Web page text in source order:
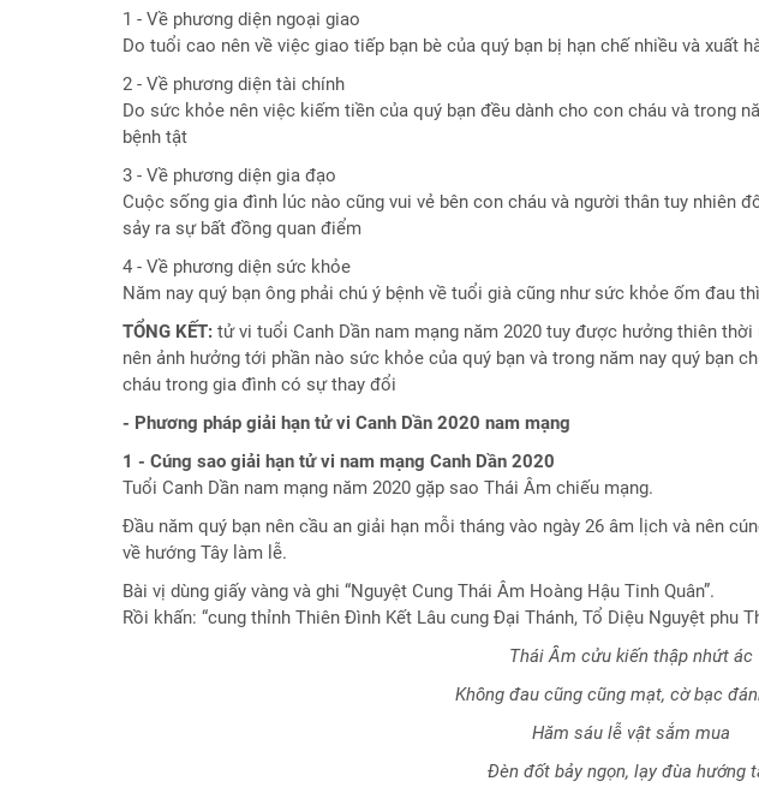
1 - Về phương diện ngoại giao
Do tuổi cao nên về việc giao tiếp bạn bè của quý bạn bị hạn chế nhiều và xuất
2 - Về phương diện tài chính
Do sức khỏe nên việc kiếm tiền của quý bạn đều dành cho con cháu và trong
bệnh tật
3 - Về phương diện gia đạo
Cuộc sống gia đình lúc nào cũng vui vẻ bên con cháu và người thân tuy nhiên
sảy ra sự bất đồng quan điểm
4 - Về phương diện sức khỏe
Năm nay quý bạn ông phải chú ý bệnh về tuổi già cũng như sức khỏe ốm đau
TỔNG KẾT: tử vi tuổi Canh Dần nam mạng năm 2020 tuy được hưởng thiên
nên ảnh hưởng tới phần nào sức khỏe của quý bạn và trong năm nay quý bạn
cháu trong gia đình có sự thay đổi
- Phương pháp giải hạn tử vi Canh Dần 2020 nam mạng
1 - Cúng sao giải hạn tử vi nam mạng Canh Dần 2020
Tuổi Canh Dần nam mạng năm 2020 gặp sao Thái Âm chiếu mạng.
Đầu năm quý bạn nên cầu an giải hạn mỗi tháng vào ngày 26 âm lịch và nên
về hướng Tây làm lễ.
Bài vị dùng giấy vàng và ghi “Nguyệt Cung Thái Âm Hoàng Hậu Tinh Quân”.
Rồi khấn: “cung thỉnh Thiên Đình Kết Lâu cung Đại Thánh, Tổ Diệu Nguyệt phu
Thái Âm cửu kiến thập nhứt ác
Không đau cũng cũng mạt, cờ bạc
Hăm sáu lễ vật sắm mua
Đèn đốt bảy ngọn, lạy đùa hướng